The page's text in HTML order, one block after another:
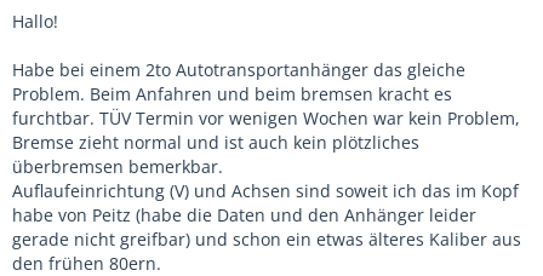
Hallo!
Habe bei einem 2to Autotransportanhänger das gleiche
Problem. Beim Anfahren und beim bremsen kracht es
furchtbar. TÜV Termin vor wenigen Wochen war kein Problem,
Bremse zieht normal und ist auch kein plötzliches
überbremsen bemerkbar.
Auflaufeinrichtung (V) und Achsen sind soweit ich das im Kopf
habe von Peitz (habe die Daten und den Anhänger leider
gerade nicht greifbar) und schon ein etwas älteres Kaliber aus
den frühen 80ern.